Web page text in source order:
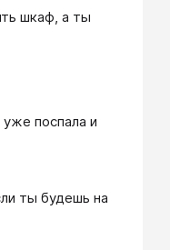
шкаф, а ты
поспала и
ты будешь на